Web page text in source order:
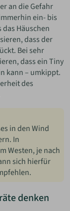
an die Gefahr
ein- bis
Häuschen
dass der
Bei sehr
dass ein Tiny
kann – umkippt.
des
in den Wind
In
Westen, je nach
sich hierfür
denken